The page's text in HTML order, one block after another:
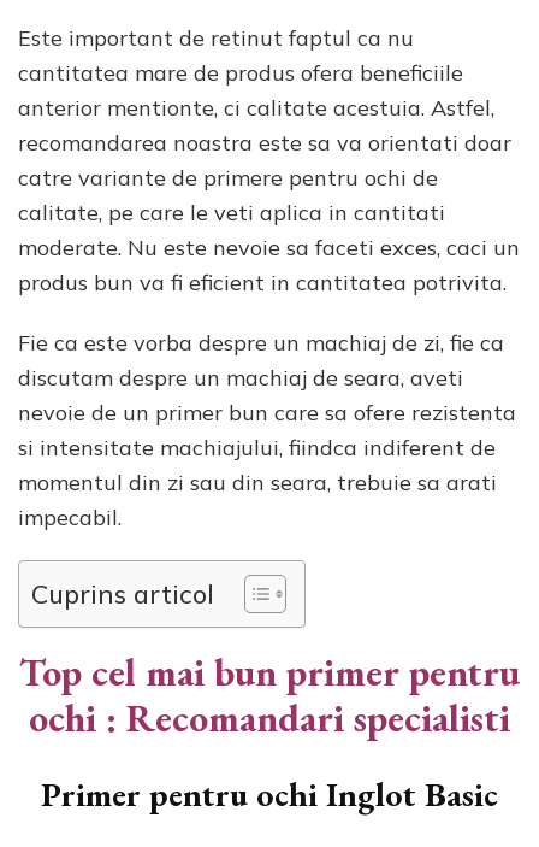
Este important de retinut faptul ca nu
cantitatea mare de produs ofera beneficiile
anterior mentionte, ci calitate acestuia. Astfel,
recomandarea noastra este sa va orientati doar
catre variante de primere pentru ochi de
calitate, pe care le veti aplica in cantitati
moderate. Nu este nevoie sa faceti exces, caci un
produs bun va fi eficient in cantitatea potrivita.
Fie ca este vorba despre un machiaj de zi, fie ca
discutam despre un machiaj de seara, aveti
nevoie de un primer bun care sa ofere rezistenta
si intensitate machiajului, fiindca indiferent de
momentul din zi sau din seara, trebuie sa arati
impecabil.
Cuprins articol
Top cel mai bun primer pentru
ochi : Recomandari specialisti
Primer pentru ochi Inglot Basic